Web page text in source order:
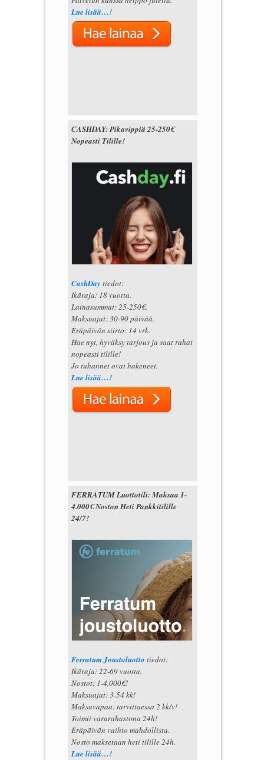
Lue lisää…!
CASHDAY: Pikavippiä 25-250€
Nopeasti Tilille!
CashDay tiedot:
Ikäraja: 18 vuotta.
Lainasummat: 25-250€.
Maksuajat: 30-90 päivää.
Eräpäivän siirto: 14 vrk.
Hae nyt, hyväksy tarjous ja saat rahat
nopeasti tilille!
Jo tuhannet ovat hakeneet.
Lue lisää…!
FERRATUM Luottotili: Maksaa 1-
4.000€ Noston Heti Pankkitilille
24/7!
Ferratum Joustoluotto tiedot:
Ikäraja: 22-69 vuotta.
Nostot: 1-4.000€!
Maksuajat: 3-54 kk!
Maksuvapaa: tarvittaessa 2 kk/v!
Toimii vararahastona 24h!
Eräpäivän vaihto mahdollista.
Nosto maksetaan heti tilille 24h.
Lue lisää…!